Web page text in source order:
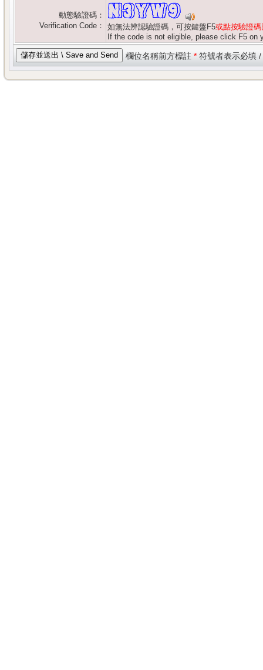
動態驗證碼：
Verification Code：
如無法辨認驗證碼，可按鍵盤F5或點按驗證碼
If the code is not eligible, please click F5 on
欄位名稱前方標註 * 符號者表示必填